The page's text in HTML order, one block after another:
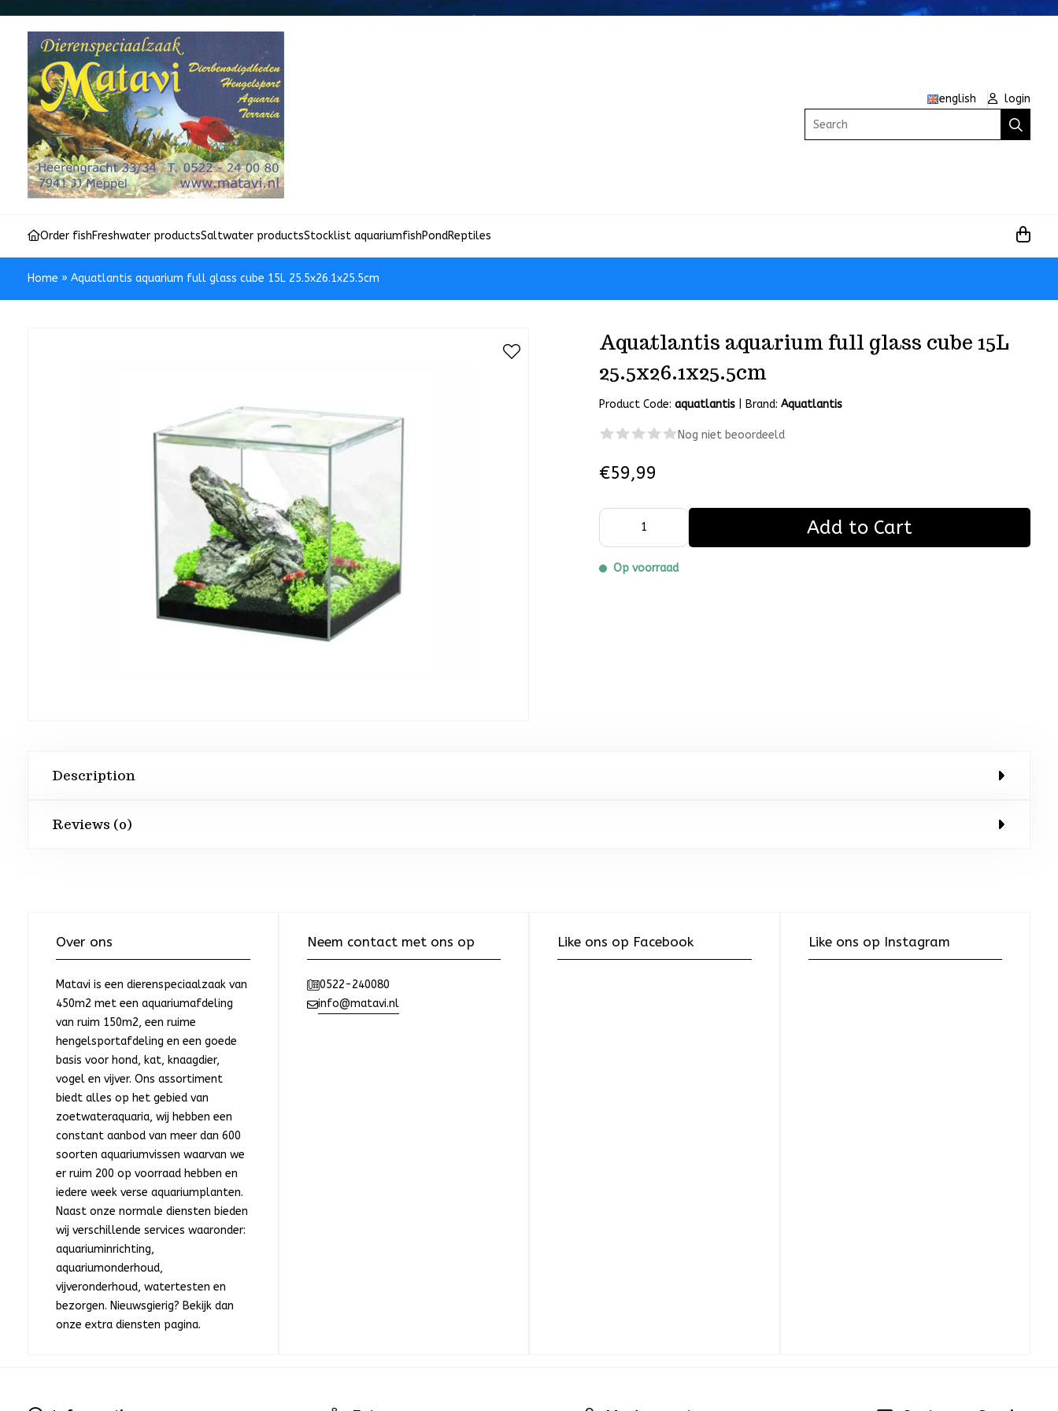
english
login
Search
Order fishFreshwater productsSaltwater productsStocklist aquariumfishPondReptiles
Home » Aquatlantis aquarium full glass cube 15L 25.5x26.1x25.5cm
Aquatlantis aquarium full glass cube 15L
25.5x26.1x25.5cm
Product Code:aquatlantis Brand:Aquatlantis
Nog niet beoordeeld
€59,99
Add to Cart
Op voorraad
Description
Reviews (0)
Over ons
Matavi is een dierenspeciaalzaak van
450m2 met een aquariumafdeling
van ruim 150m2, een ruime
hengelsportafdeling en een goede
basis voor hond, kat, knaagdier,
vogel en vijver. Ons assortiment
biedt alles op het gebied van
zoetwateraquaria, wij hebben een
constant aanbod van meer dan 600
soorten aquariumvissen waarvan we
er ruim 200 op voorraad hebben en
iedere week verse aquariumplanten.
Naast onze normale diensten bieden
wij verschillende services waaronder:
aquariuminrichting,
aquariumonderhoud,
vijveronderhoud, watertesten en
bezorgen. Nieuwsgierig? Bekijk dan
onze extra diensten pagina.
Neem contact met ons op
0522-240080
info@matavi.nl
Like ons op Facebook Like ons op Instagram